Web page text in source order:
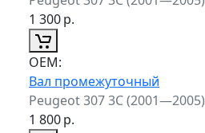
1 300р.
ОЕМ:
Вал промежуточный
Peugeot 307 3C (2001—2005)
1 800р.